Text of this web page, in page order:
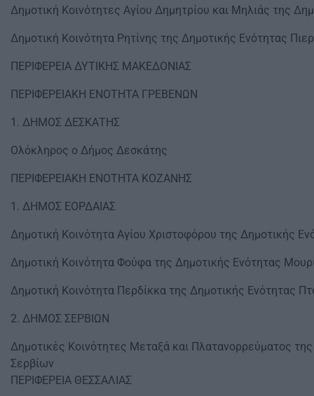
Δημοτική Κοινότητες Αγίου Δημητρίου και Μηλιάς της
Δημοτική Κοινότητα Ρητίνης της Δημοτικής Ενότητας
ΠΕΡΙΦΕΡΕΙΑ ΔΥΤΙΚΗΣ ΜΑΚΕΔΟΝΙΑΣ
ΠΕΡΙΦΕΡΕΙΑΚΗ ΕΝΟΤΗΤΑ ΓΡΕΒΕΝΩΝ
1. ΔΗΜΟΣ ΔΕΣΚΑΤΗΣ
Ολόκληρος ο Δήμος Δεσκάτης
ΠΕΡΙΦΕΡΕΙΑΚΗ ΕΝΟΤΗΤΑ ΚΟΖΑΝΗΣ
1. ΔΗΜΟΣ ΕΟΡΔΑΙΑΣ
Δημοτική Κοινότητα Αγίου Χριστοφόρου της Δημοτικής
Δημοτική Κοινότητα Φούφα της Δημοτικής Ενότητας
Δημοτική Κοινότητα Περδίκκα της Δημοτικής Ενότητας
2. ΔΗΜΟΣ ΣΕΡΒΙΩΝ
Δημοτικές Κοινότητες Μεταξά και Πλατανορρεύματος
Σερβίων
ΠΕΡΙΦΕΡΕΙΑ ΘΕΣΣΑΛΙΑΣ